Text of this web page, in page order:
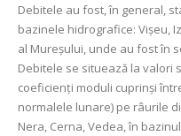
Debitele au fost, în general,
bazinele hidrografice: Vișeu,
al Mureșului, unde au fost în
Debitele se situează la valori
coeficienți moduli cuprinși
normalele lunare) pe râurile
Nera, Cerna, Vedea, în